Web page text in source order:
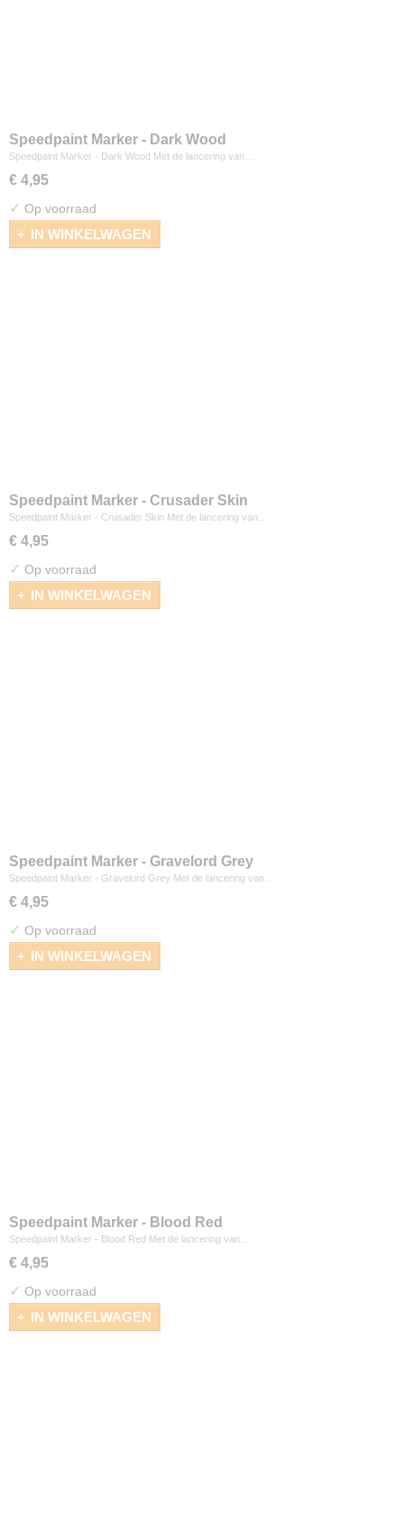
Speedpaint Marker - Dark Wood
Speedpaint Marker - Dark Wood Met de lancering van…
€ 4,95
✓ Op voorraad
IN WINKELWAGEN
Speedpaint Marker - Crusader Skin
Speedpaint Marker - Crusader Skin Met de lancering van…
€ 4,95
✓ Op voorraad
IN WINKELWAGEN
Speedpaint Marker - Gravelord Grey
Speedpaint Marker - Gravelord Grey Met de lancering van…
€ 4,95
✓ Op voorraad
IN WINKELWAGEN
Speedpaint Marker - Blood Red
Speedpaint Marker - Blood Red Met de lancering van…
€ 4,95
✓ Op voorraad
IN WINKELWAGEN